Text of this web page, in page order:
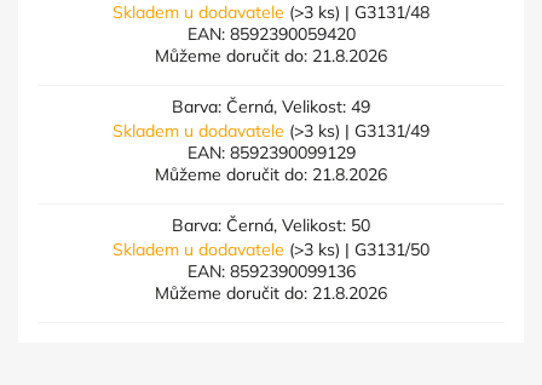
Skladem u dodavatele (>3 ks) | G3131/48
EAN: 8592390059420
Můžeme doručit do: 21.8.2026
Barva: Černá, Velikost: 49
Skladem u dodavatele (>3 ks) | G3131/49
EAN: 8592390099129
Můžeme doručit do: 21.8.2026
Barva: Černá, Velikost: 50
Skladem u dodavatele (>3 ks) | G3131/50
EAN: 8592390099136
Můžeme doručit do: 21.8.2026